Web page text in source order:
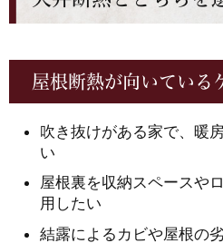
屋根断熱が向いている
吹き抜けがある家で、暖
い
屋根裏を収納スペースや
用したい
結露によるカビや屋根の